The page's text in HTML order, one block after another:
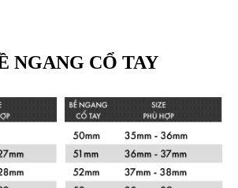
NGANG CỔ TAY